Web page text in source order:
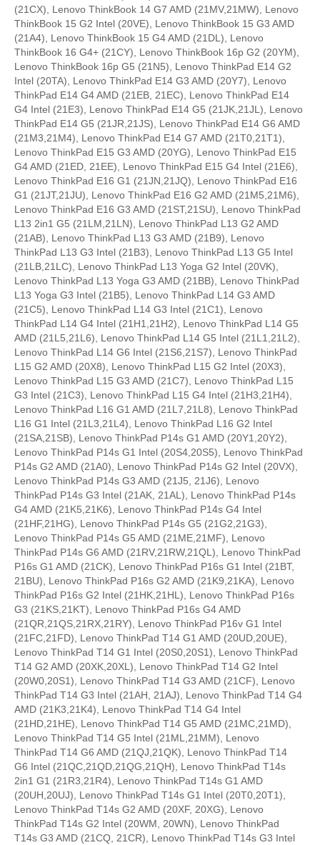
(21CX), Lenovo ThinkBook 14 G7 AMD (21MV,21MW), Lenovo
ThinkBook 15 G2 Intel (20VE), Lenovo ThinkBook 15 G3 AMD
(21A4), Lenovo ThinkBook 15 G4 AMD (21DL), Lenovo
ThinkBook 16 G4+ (21CY), Lenovo ThinkBook 16p G2 (20YM),
Lenovo ThinkBook 16p G5 (21N5), Lenovo ThinkPad E14 G2
Intel (20TA), Lenovo ThinkPad E14 G3 AMD (20Y7), Lenovo
ThinkPad E14 G4 AMD (21EB, 21EC), Lenovo ThinkPad E14
G4 Intel (21E3), Lenovo ThinkPad E14 G5 (21JK,21JL), Lenovo
ThinkPad E14 G5 (21JR,21JS), Lenovo ThinkPad E14 G6 AMD
(21M3,21M4), Lenovo ThinkPad E14 G7 AMD (21T0,21T1),
Lenovo ThinkPad E15 G3 AMD (20YG), Lenovo ThinkPad E15
G4 AMD (21ED, 21EE), Lenovo ThinkPad E15 G4 Intel (21E6),
Lenovo ThinkPad E16 G1 (21JN,21JQ), Lenovo ThinkPad E16
G1 (21JT,21JU), Lenovo ThinkPad E16 G2 AMD (21M5,21M6),
Lenovo ThinkPad E16 G3 AMD (21ST,21SU), Lenovo ThinkPad
L13 2in1 G5 (21LM,21LN), Lenovo ThinkPad L13 G2 AMD
(21AB), Lenovo ThinkPad L13 G3 AMD (21B9), Lenovo
ThinkPad L13 G3 Intel (21B3), Lenovo ThinkPad L13 G5 Intel
(21LB,21LC), Lenovo ThinkPad L13 Yoga G2 Intel (20VK),
Lenovo ThinkPad L13 Yoga G3 AMD (21BB), Lenovo ThinkPad
L13 Yoga G3 Intel (21B5), Lenovo ThinkPad L14 G3 AMD
(21C5), Lenovo ThinkPad L14 G3 Intel (21C1), Lenovo
ThinkPad L14 G4 Intel (21H1,21H2), Lenovo ThinkPad L14 G5
AMD (21L5,21L6), Lenovo ThinkPad L14 G5 Intel (21L1,21L2),
Lenovo ThinkPad L14 G6 Intel (21S6,21S7), Lenovo ThinkPad
L15 G2 AMD (20X8), Lenovo ThinkPad L15 G2 Intel (20X3),
Lenovo ThinkPad L15 G3 AMD (21C7), Lenovo ThinkPad L15
G3 Intel (21C3), Lenovo ThinkPad L15 G4 Intel (21H3,21H4),
Lenovo ThinkPad L16 G1 AMD (21L7,21L8), Lenovo ThinkPad
L16 G1 Intel (21L3,21L4), Lenovo ThinkPad L16 G2 Intel
(21SA,21SB), Lenovo ThinkPad P14s G1 AMD (20Y1,20Y2),
Lenovo ThinkPad P14s G1 Intel (20S4,20S5), Lenovo ThinkPad
P14s G2 AMD (21A0), Lenovo ThinkPad P14s G2 Intel (20VX),
Lenovo ThinkPad P14s G3 AMD (21J5, 21J6), Lenovo
ThinkPad P14s G3 Intel (21AK, 21AL), Lenovo ThinkPad P14s
G4 AMD (21K5,21K6), Lenovo ThinkPad P14s G4 Intel
(21HF,21HG), Lenovo ThinkPad P14s G5 (21G2,21G3),
Lenovo ThinkPad P14s G5 AMD (21ME,21MF), Lenovo
ThinkPad P14s G6 AMD (21RV,21RW,21QL), Lenovo ThinkPad
P16s G1 AMD (21CK), Lenovo ThinkPad P16s G1 Intel (21BT,
21BU), Lenovo ThinkPad P16s G2 AMD (21K9,21KA), Lenovo
ThinkPad P16s G2 Intel (21HK,21HL), Lenovo ThinkPad P16s
G3 (21KS,21KT), Lenovo ThinkPad P16s G4 AMD
(21QR,21QS,21RX,21RY), Lenovo ThinkPad P16v G1 Intel
(21FC,21FD), Lenovo ThinkPad T14 G1 AMD (20UD,20UE),
Lenovo ThinkPad T14 G1 Intel (20S0,20S1), Lenovo ThinkPad
T14 G2 AMD (20XK,20XL), Lenovo ThinkPad T14 G2 Intel
(20W0,20S1), Lenovo ThinkPad T14 G3 AMD (21CF), Lenovo
ThinkPad T14 G3 Intel (21AH, 21AJ), Lenovo ThinkPad T14 G4
AMD (21K3,21K4), Lenovo ThinkPad T14 G4 Intel
(21HD,21HE), Lenovo ThinkPad T14 G5 AMD (21MC,21MD),
Lenovo ThinkPad T14 G5 Intel (21ML,21MM), Lenovo
ThinkPad T14 G6 AMD (21QJ,21QK), Lenovo ThinkPad T14
G6 Intel (21QC,21QD,21QG,21QH), Lenovo ThinkPad T14s
2in1 G1 (21R3,21R4), Lenovo ThinkPad T14s G1 AMD
(20UH,20UJ), Lenovo ThinkPad T14s G1 Intel (20T0,20T1),
Lenovo ThinkPad T14s G2 AMD (20XF, 20XG), Lenovo
ThinkPad T14s G2 Intel (20WM, 20WN), Lenovo ThinkPad
T14s G3 AMD (21CQ, 21CR), Lenovo ThinkPad T14s G3 Intel